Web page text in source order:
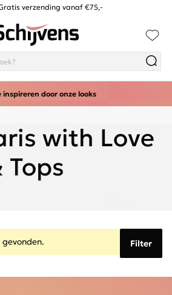
verzending vanaf €75,-
inspireren door onze looks
with Love
Tops
Filter